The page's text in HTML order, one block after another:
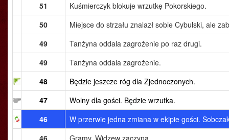
51
Kuśmierczyk blokuje wrzutkę Pokorskiego.
50
Miejsce do strzału znalazł sobie Cybulski, ale
49
Tanżyna oddala zagrożenie po raz drugi.
49
Tanżyna oddala zagrożenie.
48
Będzie jeszcze róg dla Zjednoczonych.
47
Wolny dla gości. Będzie wrzutka.
46
W przerwie jedna zmiana w ekipie gości.
46
Gramy, Widzew zaczyna.